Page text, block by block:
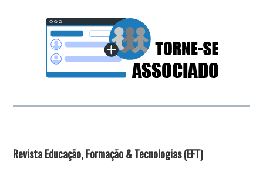
Revista Educação, Formação & Tecnologias (EFT)